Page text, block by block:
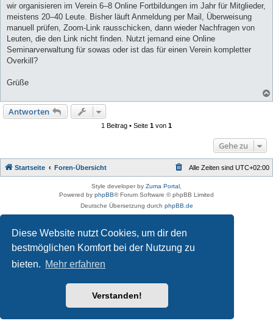
Diese Website nutzt Cookies, um dir den
bestmöglichen Komfort bei der Nutzung zu
bieten. Mehr erfahren
Verstanden!
a
g
wir organisieren im Verein 6–8 Online Fortbildungen im Jahr für Mitglieder,
meistens 20–40 Leute. Bisher läuft Anmeldung per Mail, Überweisung
manuell prüfen, Zoom-Link rausschicken, dann wieder Nachfragen von
Leuten, die den Link nicht finden. Nutzt jemand eine Online
Seminarverwaltung für sowas oder ist das für einen Verein kompletter
Overkill?
Grüße
Antworten
1 Beitrag • Seite 1 von 1
Gehe zu
Startseite Foren-Übersicht Alle Zeiten sind UTC+02:00
Style developer by Zuma Portal
Powered by phpBB® Forum Software © phpBB Limited
Deutsche Übersetzung durch phpBB.de
Datenschutz|Nutzungsbedingungen